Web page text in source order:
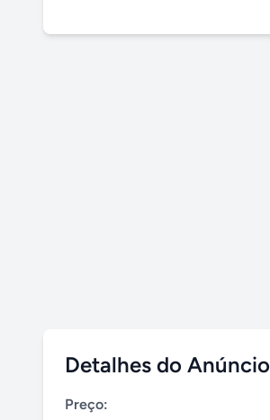
Detalhes do Anúncio
Preço: